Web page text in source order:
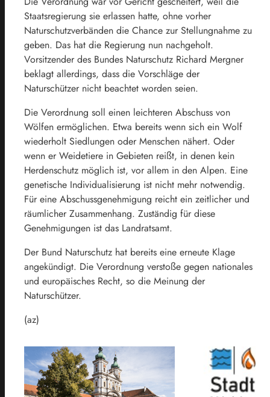
Staatsregierung sie erlassen hatte, ohne vorher
Naturschutzverbänden die Chance zur Stellungnahme zu
geben. Das hat die Regierung nun nachgeholt.
Vorsitzender des Bundes Naturschutz Richard Mergner
beklagt allerdings, dass die Vorschläge der
Naturschützer nicht beachtet worden seien.
Die Verordnung soll einen leichteren Abschuss von
Wölfen ermöglichen. Etwa bereits wenn sich ein Wolf
wiederholt Siedlungen oder Menschen nähert. Oder
wenn er Weidetiere in Gebieten reißt, in denen kein
Herdenschutz möglich ist, vor allem in den Alpen. Eine
genetische Individualisierung ist nicht mehr notwendig.
Für eine Abschussgenehmigung reicht ein zeitlicher und
räumlicher Zusammenhang. Zuständig für diese
Genehmigungen ist das Landratsamt.
Der Bund Naturschutz hat bereits eine erneute Klage
angekündigt. Die Verordnung verstoße gegen nationales
und europäisches Recht, so die Meinung der
Naturschützer.
(az)